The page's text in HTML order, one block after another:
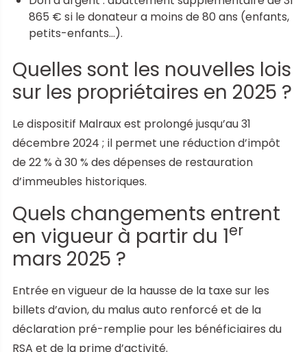
865 € si le donateur a moins de 80 ans (enfants,
petits-enfants…).
Quelles sont les nouvelles lois
sur les propriétaires en 2025 ?
Le dispositif Malraux est prolongé jusqu’au 31
décembre 2024 ; il permet une réduction d’impôt
de 22 % à 30 % des dépenses de restauration
d’immeubles historiques.
Quels changements entrent
en vigueur à partir du 1er
mars 2025 ?
Entrée en vigueur de la hausse de la taxe sur les
billets d’avion, du malus auto renforcé et de la
déclaration pré-remplie pour les bénéficiaires du
RSA et de la prime d’activité.